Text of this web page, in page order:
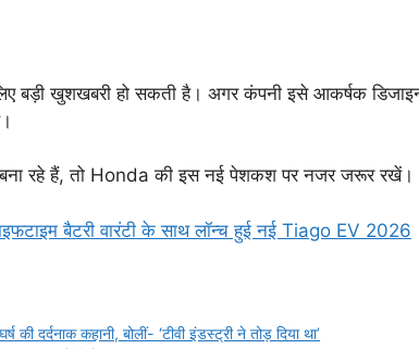
बड़ी खुशखबरी हो सकती है। अगर कंपनी इसे आकर्षक
रहे हैं, तो Honda की इस नई पेशकश पर नजर जरूर रखें।
बैटरी वारंटी के साथ लॉन्च हुई नई Tiago EV 2026
कहानी, बोलीं- ‘टीवी इंडस्ट्री ने तोड़ दिया था’